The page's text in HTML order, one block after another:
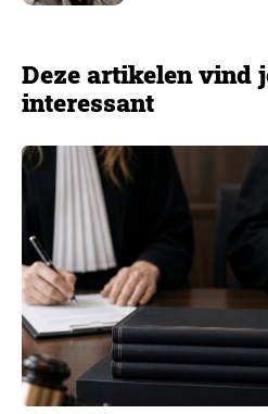
Deze artikelen vind
interessant